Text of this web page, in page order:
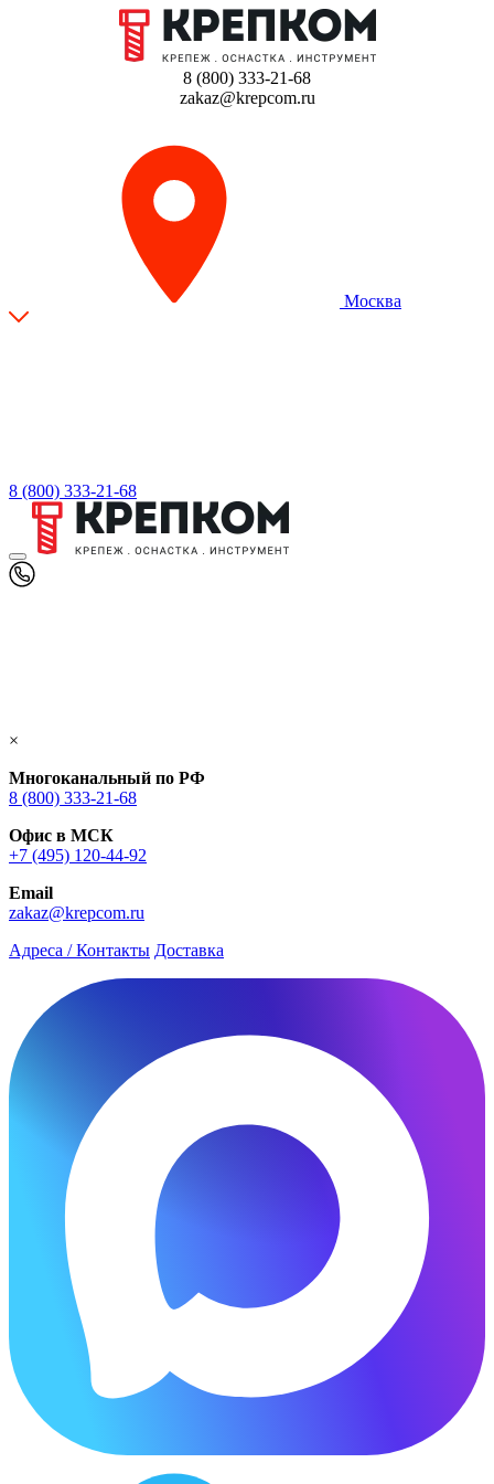
8 (800) 333-21-68
zakaz@krepcom.ru
Москва
8 (800) 333-21-68
×
Многоканальный по РФ
8 (800) 333‑21-68
Офис в МСК
+7 (495) 120-44-92
Email
zakaz@krepcom.ru
Адреса / Контакты Доставка